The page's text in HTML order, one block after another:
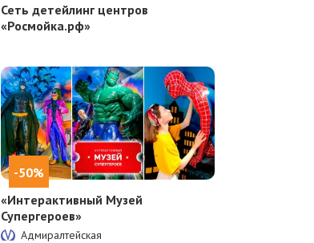
Сеть детейлинг центров
«Росмойка.рф»
-50%
«Интерактивный Музей
Супергероев»
Адмиралтейская